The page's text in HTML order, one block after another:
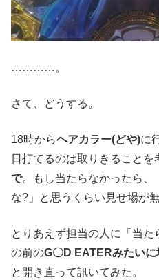
…………。
さて、どうする。
18時からヘアカラー(どや)に
日打てるのは取りきることを
で。もし当たらなかったら
な?」と思うくらい見せ場が無
とりあえず担当の人に「当た
の前のG〇D EATERみたい
と開き直って訊いてみた。